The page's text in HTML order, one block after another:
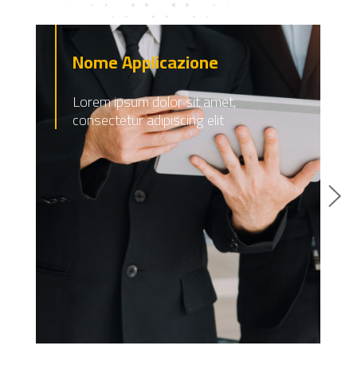
Nome Applicazione
Lorem ipsum dolor sit amet,
consectetur adipiscing elit